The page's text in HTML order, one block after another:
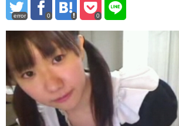
error 0 0